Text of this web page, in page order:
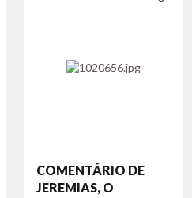
COMENTÁRIO DE
JEREMIAS, O